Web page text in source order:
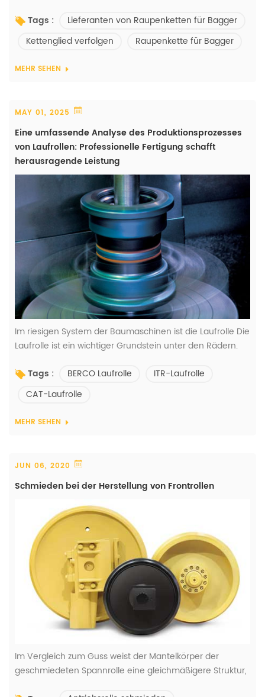
denen von Raupenketten im Allgemeinen für
Raupenfahrzeuge verbunden, jedoch mit besonderen
Überlegungen für Bagger. Hier sind die Hauptfunktionen
der Bagger-Raupenkette: Gewichtsverteilung und
Tags :
Lieferanten von Raupenketten für Bagger
Kettenglied verfolgen
Raupenkette für Bagger
MEHR SEHEN
MAY 01, 2025
Eine umfassende Analyse des Produktionsprozesses
von Laufrollen: Professionelle Fertigung schafft
herausragende Leistung
Im riesigen System der Baumaschinen ist die Laufrolle Die
Laufrolle ist ein wichtiger Grundstein unter den Rädern.
und Bulldozern trägt sie nicht nur das Gewicht der
Maschine, sondern überträgt auch die Antriebskraft unter
Stößen und Reibungen vom Boden ausgesetzt. Die
Tags : BERCO Laufrolle
ITR-Laufrolle
CAT-Laufrolle
MEHR SEHEN
JUN 06, 2020
Schmieden bei der Herstellung von Frontrollen
Im Vergleich zum Guss weist der Mantelkörper der
geschmiedeten Spannrolle eine gleichmäßigere Struktur,